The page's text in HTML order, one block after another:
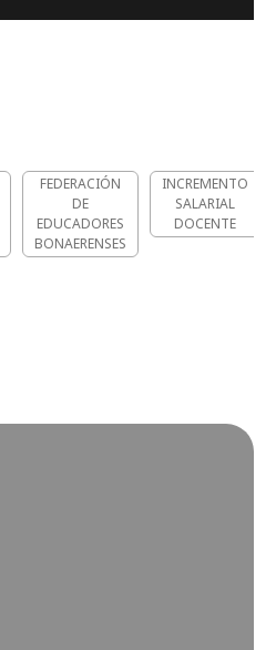
FEDERACIÓN
DE
EDUCADORES
BONAERENSES
INCREMENTO
SALARIAL
DOCENTE